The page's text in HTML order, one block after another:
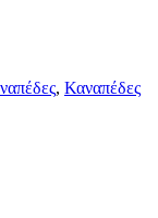
, Καναπέδες